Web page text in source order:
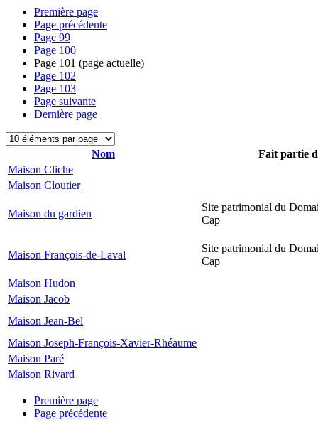
Première page
Page précédente
Page 99
Page 100
Page 101 (page actuelle)
Page 102
Page 103
Page suivante
Dernière page
Nom
Fait partie
Maison Cliche
Maison Cloutier
Maison du gardien
Site patrimonial du
Cap
Maison François-de-Laval
Site patrimonial du
Cap
Maison Hudon
Maison Jacob
Maison Jean-Bel
Maison Joseph-François-Xavier-Rhéaume
Maison Paré
Maison Rivard
Première page
Page précédente